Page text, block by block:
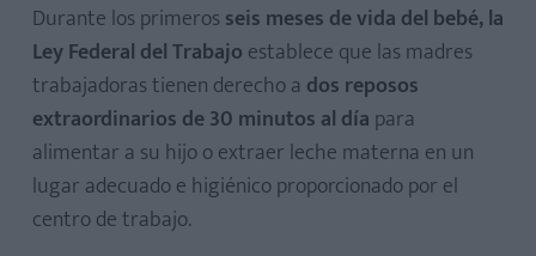
Durante los primeros seis meses de vida del bebé, la
Ley Federal del Trabajo establece que las madres
trabajadoras tienen derecho a dos reposos
extraordinarios de 30 minutos al día para
alimentar a su hijo o extraer leche materna en un
lugar adecuado e higiénico proporcionado por el
centro de trabajo.